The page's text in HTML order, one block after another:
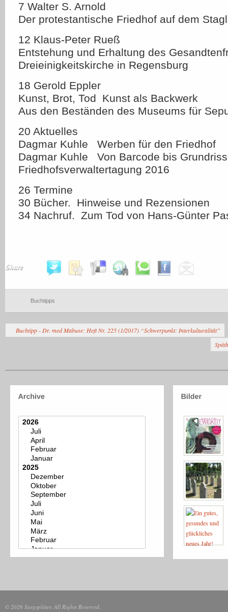
7 Walter S. Arnold
Der protestantische Friedhof auf dem
12 Klaus-Peter Rueß
Entstehung und Erhaltung des
Dreieinigkeitskirche in Regensburg
18 Gerold Eppler
Kunst, Brot, Tod  Kunst als Backwerk
Aus den Beständen des Museums für
20 Aktuelles
Dagmar Kuhle Werben für den Friedhof
Dagmar Kuhle Von Barcode bis
Friedhofsverwaltertagung 2016
26 Termine
30 Bücher. Hinweise und Rezensionen
34 Nachruf. Zum Tod von Hans-Günter
Share
Buchtipps
Buchtipp - Dr. med Mabuse: Heft Nr. 225 (1/2017) “Schwerpunkt: Interkulturalität”
© 2026 Sargsplitter. All Rights Reserved.